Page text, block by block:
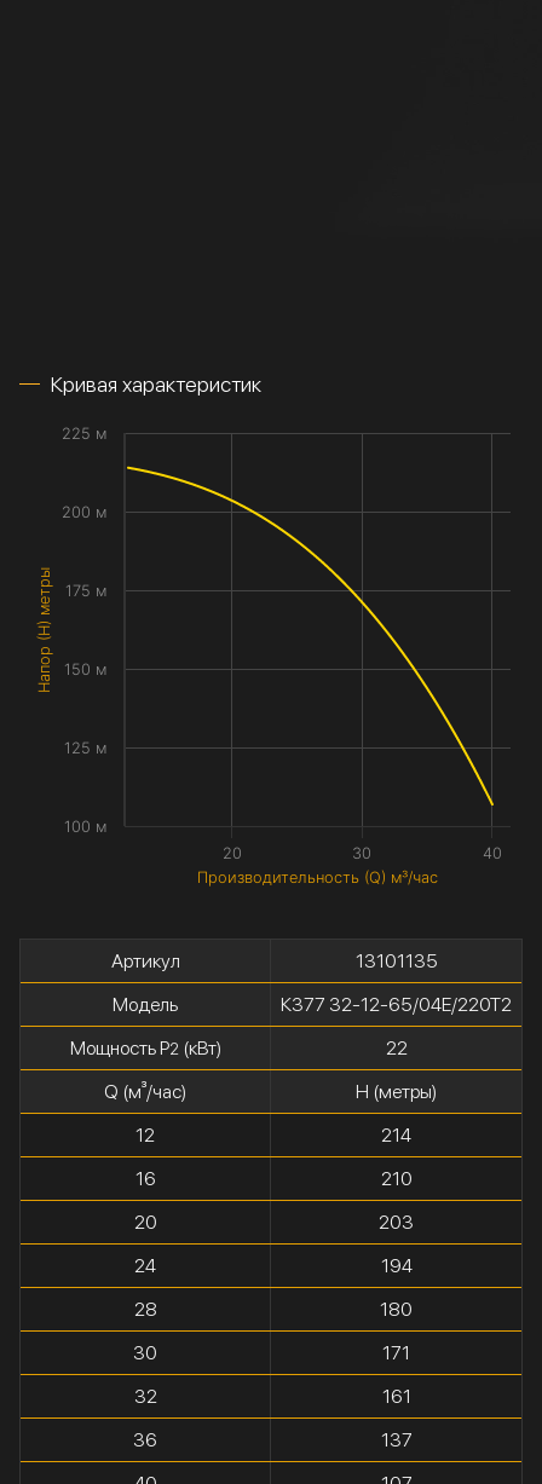
Кривая характеристик
Производительность (Q) м³/час
Напор (H) метры
20 30 40
100 м
125 м
150 м
175 м
200 м
225 м
Артикул
13101135
Модель
К377 32-12-65/04Е/220Т2
Мощность P2(кВт)
22
Q (м³/час)
H (метры)
12
214
16
210
20
203
24
194
28
180
30
171
32
161
36
137